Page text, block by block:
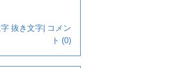
抜き文字 コメン
ト (0)